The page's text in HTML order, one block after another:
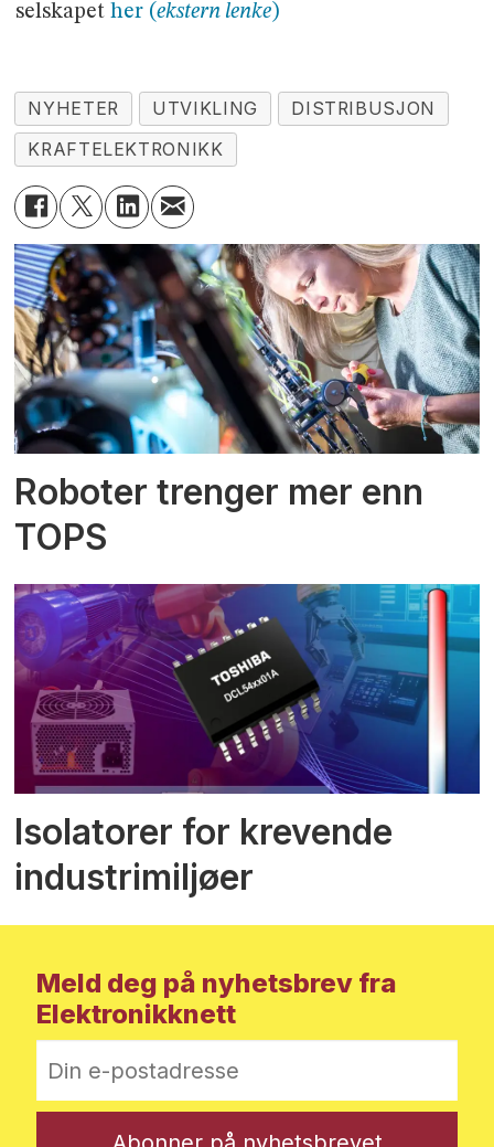
selskapet her (ekstern lenke)
NYHETER UTVIKLING
DISTRIBUSJON
KRAFTELEKTRONIKK
Roboter trenger mer enn
TOPS
Isolatorer for krevende
industrimiljøer
Meld deg på nyhetsbrev fra
Elektronikknett